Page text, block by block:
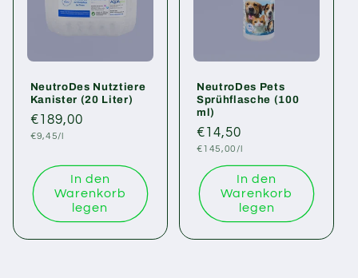
NeutroDes Nutztiere
Kanister (20 Liter)
Normaler
Preis
€189,00
Grundpreis
€9,45/l
In den
Warenkorb
legen
NeutroDes Pets
Sprühflasche (100
ml)
Normaler
Preis
€14,50
Grundpreis
€145,00/l
In den
Warenkorb
legen